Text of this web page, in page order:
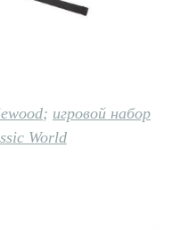
; игровой набор
World